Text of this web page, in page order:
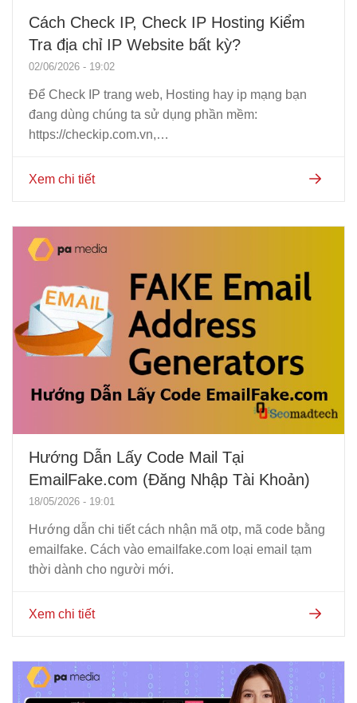
Cách Check IP, Check IP Hosting Kiểm
Tra địa chỉ IP Website bất kỳ?
02/06/2026 - 19:02
Để Check IP trang web, Hosting hay ip mạng bạn
đang dùng chúng ta sử dụng phần mềm:
https://checkip.com.vn,
sẽ cho phép bạn biết chính xác ip bạn cần kiếm tra.
Xem chi tiết
Hướng Dẫn Lấy Code Mail Tại
EmailFake.com (Đăng Nhập Tài Khoản)
18/05/2026 - 19:01
Hướng dẫn chi tiết cách nhận mã otp, mã code bằng
emailfake. Cách vào emailfake.com loại email tạm
thời dành cho người mới.
Xem chi tiết